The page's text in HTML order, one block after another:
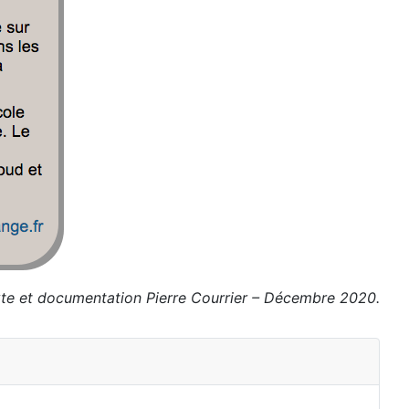
et documentation Pierre Courrier – Décembre 2020.